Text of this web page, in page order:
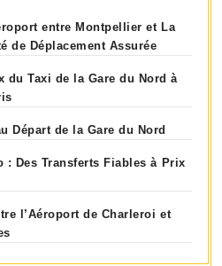
entre Montpellier et La
de Déplacement Assurée
du Taxi de la Gare du Nord à
Départ de la Gare du Nord
: Des Transferts Fiables à Prix
l’Aéroport de Charleroi et